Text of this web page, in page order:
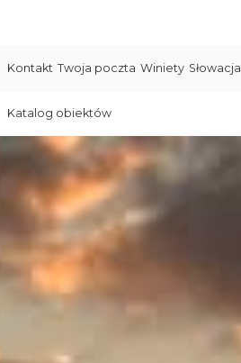
Kontakt Twoja poczta Winiety Słowacja
Katalog obiektów